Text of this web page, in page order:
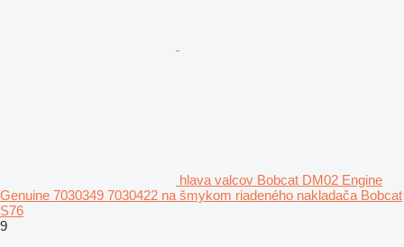
hlava valcov Bobcat DM02 Engine
Genuine 7030349 7030422 na šmykom riadeného nakladača Bobcat
S76
9